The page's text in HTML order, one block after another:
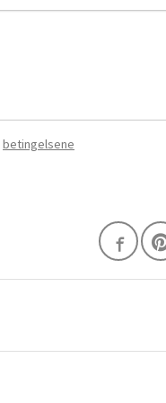
betingelsene